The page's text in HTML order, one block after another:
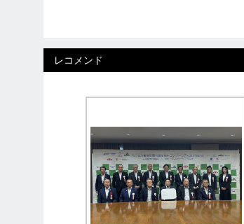
レコメンド